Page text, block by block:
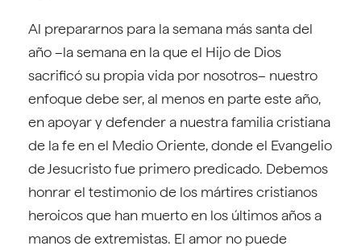
Al prepararnos para la semana más santa del
año –la semana en la que el Hijo de Dios
sacrificó su propia vida por nosotros– nuestro
enfoque debe ser, al menos en parte este año,
en apoyar y defender a nuestra familia cristiana
de la fe en el Medio Oriente, donde el Evangelio
de Jesucristo fue primero predicado. Debemos
honrar el testimonio de los mártires cristianos
heroicos que han muerto en los últimos años a
manos de extremistas. El amor no puede